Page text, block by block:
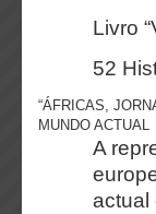
Livro
52
“ÁFRICAS,
MUNDO ACTUAL
A
actual